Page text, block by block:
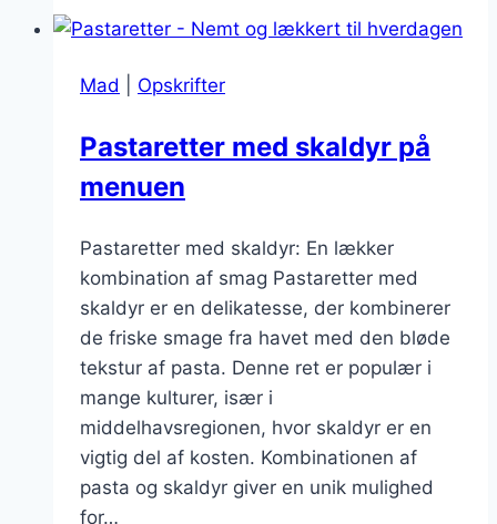
En
opskrift
Mad Opskrifter
Pastaretter med skaldyr på
menuen
Pastaretter med skaldyr: En lækker
kombination af smag Pastaretter med
skaldyr er en delikatesse, der kombinerer
de friske smage fra havet med den bløde
tekstur af pasta. Denne ret er populær i
mange kulturer, især i
middelhavsregionen, hvor skaldyr er en
vigtig del af kosten. Kombinationen af
pasta og skaldyr giver en unik mulighed
for…